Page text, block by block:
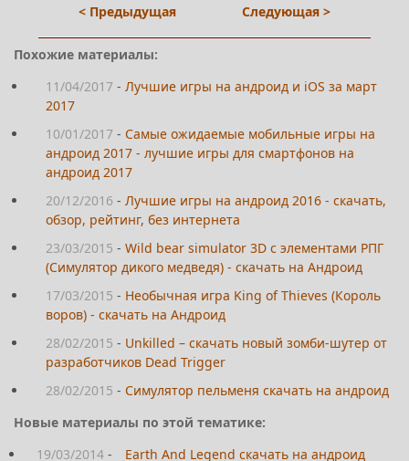
< Предыдущая
Следующая >
Похожие материалы:
11/04/2017 - Лучшие игры на андроид и iOS за март
2017
10/01/2017 - Самые ожидаемые мобильные игры на
андроид 2017 - лучшие игры для смартфонов на
андроид 2017
20/12/2016 - Лучшие игры на андроид 2016 - скачать,
обзор, рейтинг, без интернета
23/03/2015 - Wild bear simulator 3D с элементами РПГ
(Симулятор дикого медведя) - скачать на Андроид
17/03/2015 - Необычная игра King of Thieves (Король
воров) - скачать на Андроид
28/02/2015 - Unkilled – скачать новый зомби-шутер от
разработчиков Dead Trigger
28/02/2015 - Симулятор пельменя скачать на андроид
Новые материалы по этой тематике:
19/03/2014 -
Earth And Legend скачать на андроид